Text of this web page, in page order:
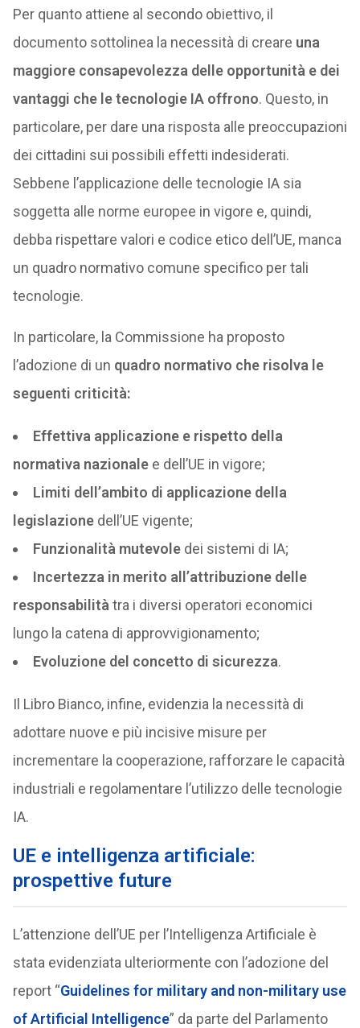
Per quanto attiene al secondo obiettivo, il
documento sottolinea la necessità di creare una
maggiore consapevolezza delle opportunità e dei
vantaggi che le tecnologie IA offrono. Questo, in
particolare, per dare una risposta alle preoccupazioni
dei cittadini sui possibili effetti indesiderati.
Sebbene l’applicazione delle tecnologie IA sia
soggetta alle norme europee in vigore e, quindi,
debba rispettare valori e codice etico dell’UE, manca
un quadro normativo comune specifico per tali
tecnologie.
In particolare, la Commissione ha proposto
l’adozione di un quadro normativo che risolva le
seguenti criticità:
Effettiva applicazione e rispetto della
normativa nazionalee dell’UE in vigore;
Limiti dell’ambito di applicazione della
legislazionedell’UE vigente;
Funzionalità mutevoledei sistemi di IA;
Incertezza in merito all’attribuzione delle
responsabilità tra i diversi operatori economici
lungo la catena di approvvigionamento;
Evoluzione del concetto di sicurezza.
Il Libro Bianco, infine, evidenzia la necessità di
adottare nuove e più incisive misure per
incrementare la cooperazione, rafforzare le capacità
industriali e regolamentare l’utilizzo delle tecnologie
IA.
UE e intelligenza artificiale:
prospettive future
L’attenzione dell’UE per l’Intelligenza Artificiale è
stata evidenziata ulteriormente con l’adozione del
report “Guidelines for military and non-military use
of Artificial Intelligence” da parte del Parlamento